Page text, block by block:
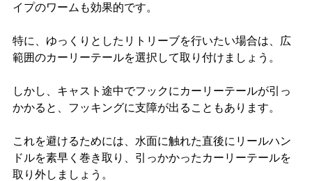
イプのワームも効果的です。
特に、ゆっくりとしたリトリーブを行いたい場合は、広
範囲のカーリーテールを選択して取り付けましょう。
しかし、キャスト途中でフックにカーリーテールが引っ
かかると、フッキングに支障が出ることもあります。
これを避けるためには、水面に触れた直後にリールハン
ドルを素早く巻き取り、引っかかったカーリーテールを
取り外しましょう。